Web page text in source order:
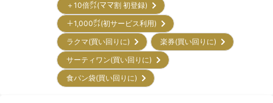
＋10倍㌽(ママ割 初登録)
＋1,000㌽(初サービス利用)
ラクマ(買い回りに)
楽券(買い回りに)
サーティワン(買い回りに)
食パン袋(買い回りに)